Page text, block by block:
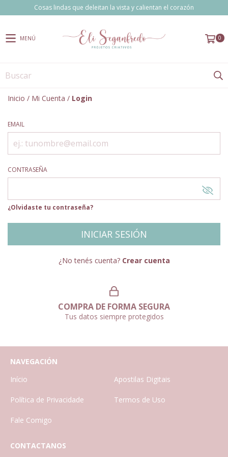
Cosas lindas que deleitan la vista y calientan el corazón
MENÚ 0
Inicio / Mi Cuenta / Login
EMAIL
CONTRASEÑA
¿Olvidaste tu contraseña?
¿No tenés cuenta? Crear cuenta
COMPRA DE FORMA SEGURA
Tus datos siempre protegidos
NAVEGACIÓN
Início
Apostilas Digitais
Política de Privacidade Termos de Uso
Fale Comigo
CONTACTANOS